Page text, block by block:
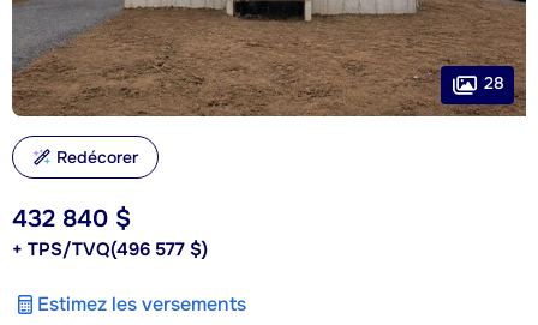
432 840 $
+ TPS/TVQ(496 577 $)
Estimez les versements
28
Redécorer